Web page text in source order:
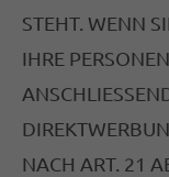
STEHT. WENN
IHRE
NACH ART. 21